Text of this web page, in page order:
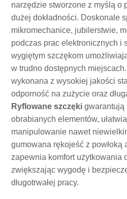
narzędzie stworzone z myślą o
dużej dokładności. Doskonale
mikromechanice, jubilerstwie,
podczas prac elektronicznych i
wygiętym szczękom
w trudno dostępnych
wykonana z wysokiej jakości
odporność na zużycie oraz
Ryflowane szczęki gwarantują
obrabianych elementów,
manipulowanie nawet
gumowana rękojeść z powłoką
zapewnia komfort użytkowania
zwiększając wygodę i
długotrwałej pracy.